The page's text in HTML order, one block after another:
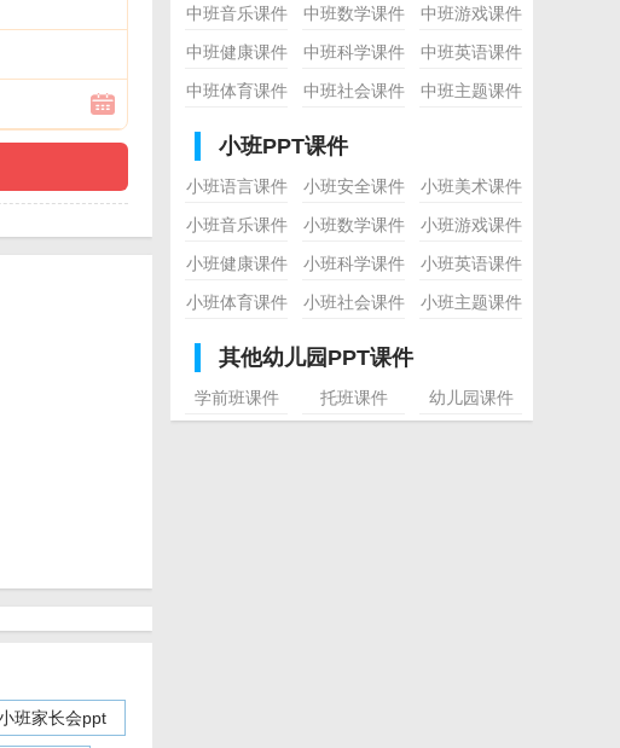
班家长会ppt
中班音乐课件
中班数学课件
中班游戏课件
中班健康课件
中班科学课件
中班英语课件
中班体育课件
中班社会课件 中班主题课件
小班PPT课件
小班语言课件 小班安全课件
小班美术课件
小班音乐课件
小班数学课件
小班游戏课件
小班健康课件
小班科学课件
小班英语课件
小班体育课件
小班社会课件 小班主题课件
其他幼儿园PPT课件
学前班课件 托班课件 幼儿园课件